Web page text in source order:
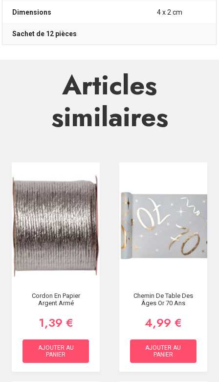
Dimensions 4 x 2 cm
Sachet de 12 pièces
Articles
similaires
Cordon En Papier
Argent Armé
1,39 €
AJOUTER AU
PANIER
Chemin De Table Des
Âges Or 70 Ans
4,99 €
AJOUTER AU
PANIER